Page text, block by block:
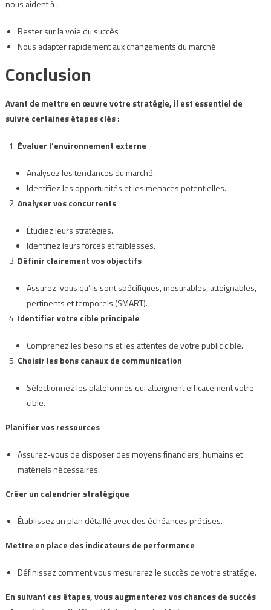
nous aident à :
Rester sur la voie du succès
Nous adapter rapidement aux changements du marché
Conclusion
Avant de mettre en œuvre votre stratégie, il est essentiel de
suivre certaines étapes clés :
Évaluer l’environnement externe
Analysez les tendances du marché.
Identifiez les opportunités et les menaces potentielles.
Analyser vos concurrents
Étudiez leurs stratégies.
Identifiez leurs forces et faiblesses.
Définir clairement vos objectifs
Assurez-vous qu’ils sont spécifiques, mesurables, atteignables,
pertinents et temporels (SMART).
Identifier votre cible principale
Comprenez les besoins et les attentes de votre public cible.
Choisir les bons canaux de communication
Sélectionnez les plateformes qui atteignent efficacement votre
cible.
Planifier vos ressources
Assurez-vous de disposer des moyens financiers, humains et
matériels nécessaires.
Créer un calendrier stratégique
Établissez un plan détaillé avec des échéances précises.
Mettre en place des indicateurs de performance
Définissez comment vous mesurerez le succès de votre stratégie.
En suivant ces étapes, vous augmenterez vos chances de succès